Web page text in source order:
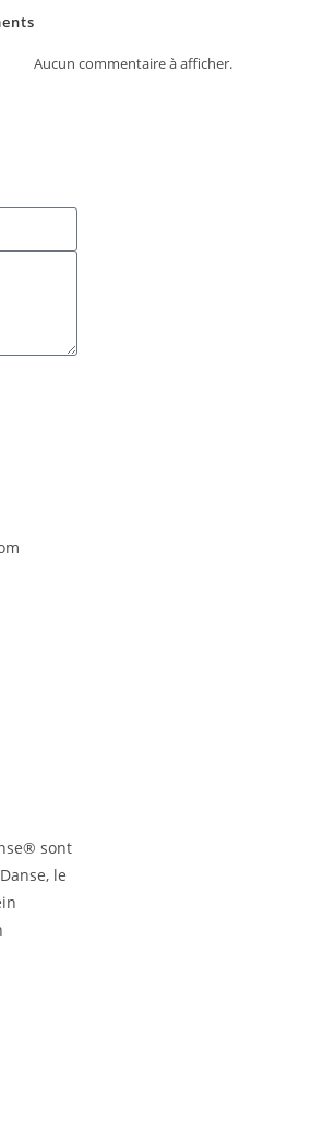
Aucun commentaire à afficher.
sont
le